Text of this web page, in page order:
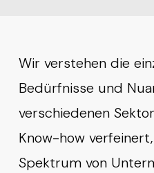
Wir verstehen die
Bedürfnisse und
verschiedenen
Know-how
Spektrum von